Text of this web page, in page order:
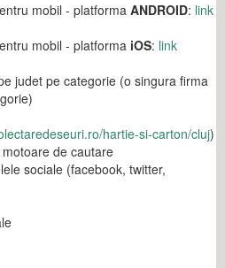
mobil - platforma ANDROID: link
mobil - platforma iOS: link
judet pe categorie (o singura firma
hartie-si-carton/cluj)
de cautare
sociale (facebook, twitter,